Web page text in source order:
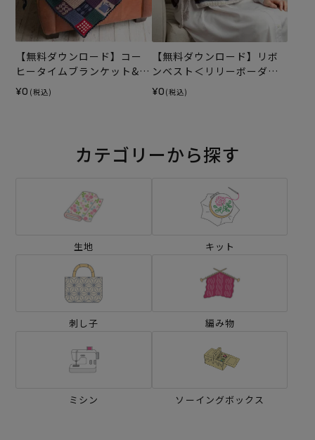
【無料ダウンロード】コー
ヒータイムブランケット&ク
ッション （レシピ）
¥0 (税込)
【無料ダウンロード】リボ
ンベスト＜リリーボーダー
グラン＞（レシピ）
¥0 (税込)
カテゴリーから探す
生地 キット
刺し子 編み物
ミシン ソーイングボックス